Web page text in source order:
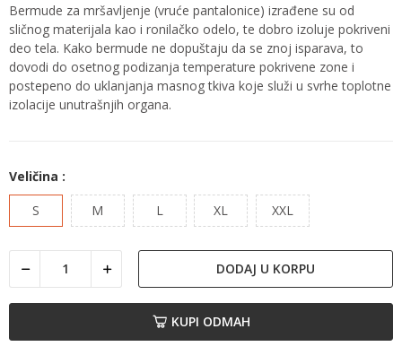
Bermude za mršavljenje (vruće pantalonice) izrađene su od
sličnog materijala kao i ronilačko odelo, te dobro izoluje pokriveni
deo tela. Kako bermude ne dopuštaju da se znoj isparava, to
dovodi do osetnog podizanja temperature pokrivene zone i
postepeno do uklanjanja masnog tkiva koje služi u svrhe toplotne
izolacije unutrašnjih organa.
Veličina :
S M L XL XXL
DODAJ U KORPU
KUPI ODMAH